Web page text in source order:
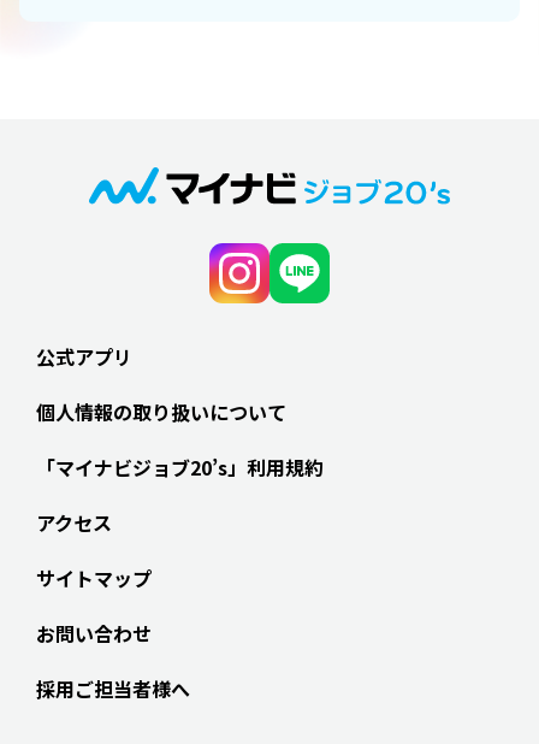
公式アプリ
個人情報の取り扱いについて
「マイナビジョブ20’s」利用規約
アクセス
サイトマップ
お問い合わせ
採用ご担当者様へ